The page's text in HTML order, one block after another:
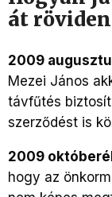
át
2009
Mezei János
távfűtés
szerződést is
2009
hogy az